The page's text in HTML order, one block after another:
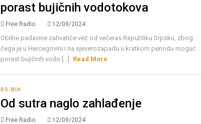
porast bujičnih vodotokova
Free Radio 12/09/2024
Obilne padavine zahvatiće već od večeras Republiku Srpsku, zbog
čega je u Hercegovini i na sjeverozapadu u kratkom periodu moguć
porast bujičnih vodo [...]
Read More
RS-BIH
Od sutra naglo zahlađenje
Free Radio 12/09/2024